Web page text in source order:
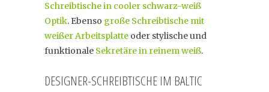
Schreibtische in cooler schwarz-weiß
Optik. Ebenso große Schreibtische mit
weißer Arbeitsplatte oder stylische und
funktionale Sekretäre in reinem weiß.
DESIGNER-SCHREIBTISCHE IM BALTIC